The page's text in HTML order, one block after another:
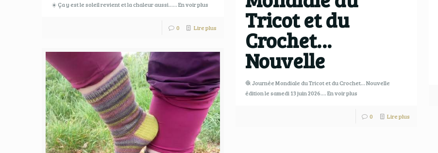
☀️ Ça y est le soleil revient et la chaleur aussi…… En voir plus
0 Lire plus Tricot et du
Crochet…
Nouvelle
🧶 Journée Mondiale du Tricot et du Crochet… Nouvelle
édition le samedi 13 juin 2026.… En voir plus
0 Lire plus